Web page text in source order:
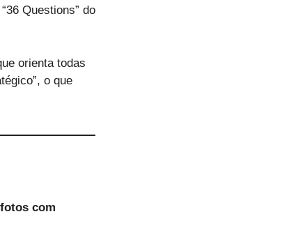
Questions” do
orienta todas
o que
com